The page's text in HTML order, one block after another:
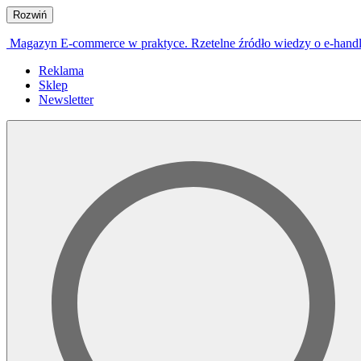
Rozwiń
Magazyn E-commerce w praktyce. Rzetelne źródło wiedzy o e-
Reklama
Sklep
Newsletter